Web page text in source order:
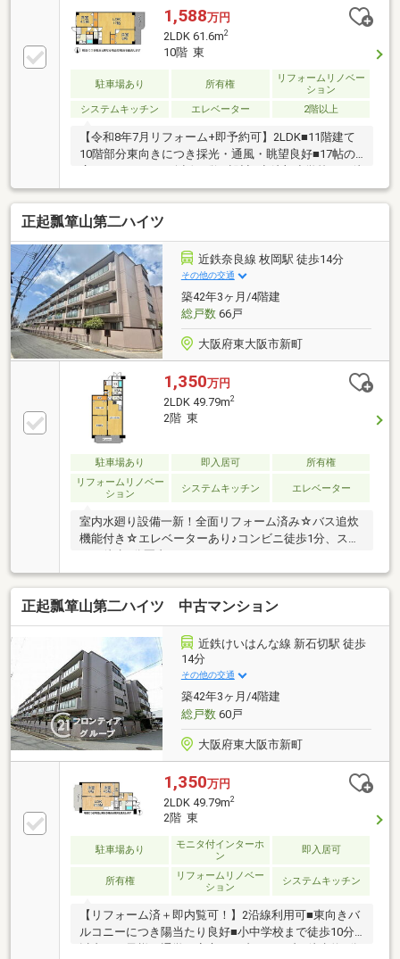
1,588万円
2LDK 61.6m2
10階 東
駐車場あり 所有権
リフォームリノベー
ション
システムキッチン
エレベーター 2階以上
【令和8年7月リフォーム+即予約可】2LDK■11階建て
10階部分東向きにつき採光・通風・眺望良好■17帖の
歩5分でお子さまの通学に便利
正起瓢箪山第二ハイツ
近鉄奈良線 枚岡駅 徒歩14分
その他の交通
築42年3ヶ月/4階建
総戸数66戸
大阪府東大阪市新町
1,350万円
2LDK 49.79m2
2階 東
駐車場あり 即入居可
所有権
リフォームリノベー
ション
システムキッチン エレベーター
室内水廻り設備一新！全面リフォーム済み☆バス追炊
機能付き☆エレベーターあり♪コンビニ徒歩1分、スー
正起瓢箪山第二ハイツ 中古マンション
近鉄けいはんな線 新石切駅 徒歩
14分
その他の交通
築42年3ヶ月/4階建
総戸数60戸
大阪府東大阪市新町
1,350万円
2LDK 49.79m2
2階 東
駐車場あり
モニタ付インターホ
ン
即入居可
所有権
リフォームリノベー
ション
システムキッチン
【リフォーム済＋即内覧可！】2沿線利用可■東向きバ
ルコニーにつき陽当たり良好■小中学校まで徒歩10分
以内でお子様の通学も安心■セブンイレブン徒歩約6分